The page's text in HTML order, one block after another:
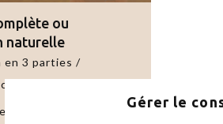
Gérer le
ou
naturelle
en 3 parties /
consistant à